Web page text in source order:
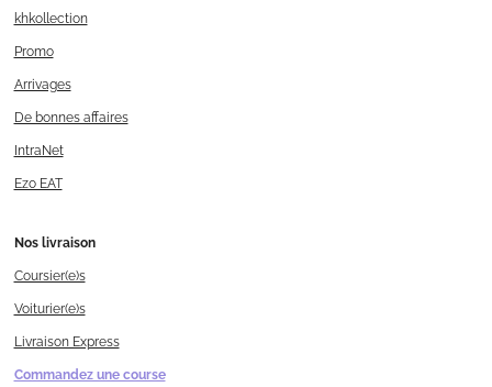
khkollection
Promo
Arrivages
De bonnes affaires
IntraNet
Ezo EAT
Nos livraison
Coursier(e)s
Voiturier(e)s
Livraison Express
Commandez une course